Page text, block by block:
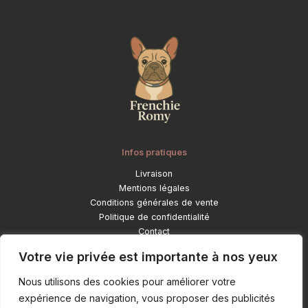
Votre vie privée est importante à nos yeux
Nous utilisons des cookies pour améliorer votre
expérience de navigation, vous proposer des publicités
Infos pratiques
Livraison
Mentions légales
Conditions générales de vente
Politique de confidentialité
Contact
Catégories
Déco et objets lifestyle
Pour ton bouledogue
Mode et accessoires